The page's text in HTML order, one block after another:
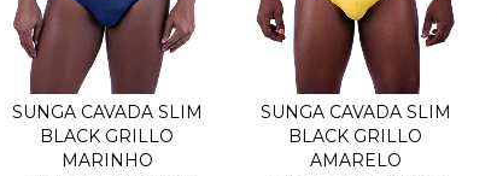
SUNGA CAVADA SLIM
BLACK GRILLO
MARINHO
SUNGA CAVADA SLIM
BLACK GRILLO
AMARELO